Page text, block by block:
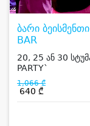
ბარი
BAR
20, 25 ან 30
PARTY`
1,066 ₾
640 ₾